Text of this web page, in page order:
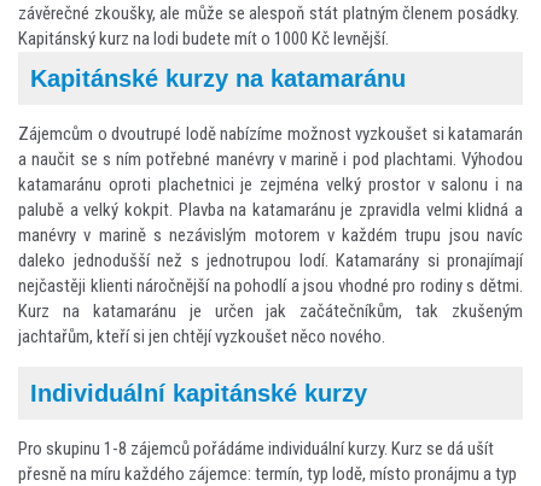
závěrečné zkoušky, ale může se alespoň stát platným členem posádky.
Kapitánský kurz na lodi budete mít o 1000 Kč levnější.
Kapitánské kurzy na katamaránu
Zájemcům o dvoutrupé lodě nabízíme možnost vyzkoušet si katamarán
a naučit se s ním potřebné manévry v marině i pod plachtami. Výhodou
katamaránu oproti plachetnici je zejména velký prostor v salonu i na
palubě a velký kokpit. Plavba na katamaránu je zpravidla velmi klidná a
manévry v marině s nezávislým motorem v každém trupu jsou navíc
daleko jednodušší než s jednotrupou lodí. Katamarány si pronajímají
nejčastěji klienti náročnější na pohodlí a jsou vhodné pro rodiny s dětmi.
Kurz na katamaránu je určen jak začátečníkům, tak zkušeným
jachtařům, kteří si jen chtějí vyzkoušet něco nového.
Individuální kapitánské kurzy
Pro skupinu 1-8 zájemců pořádáme individuální kurzy. Kurz se dá ušít
přesně na míru každého zájemce: termín, typ lodě, místo pronájmu a typ